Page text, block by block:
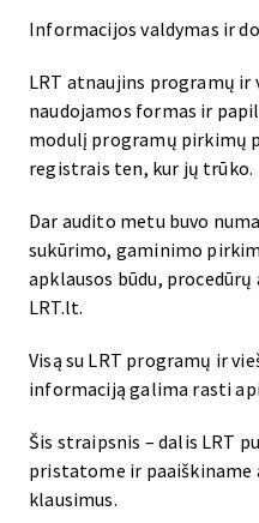
Informacijos valdymas ir
LRT atnaujins programų
naudojamos formas ir
modulį programų pirkimų
registrais ten, kur jų trūko.
Dar audito metu buvo
sukūrimo, gaminimo
apklausos būdu,
LRT.lt.
Visą su LRT programų ir
informaciją galima rasti
Šis straipsnis – dalis LRT
pristatome ir paaiškiname
klausimus.